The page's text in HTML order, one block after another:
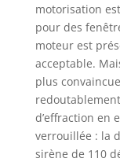
motorisation
pour des
moteur est
acceptable.
plus
d’effraction en
verrouillée : la
sirène de 110